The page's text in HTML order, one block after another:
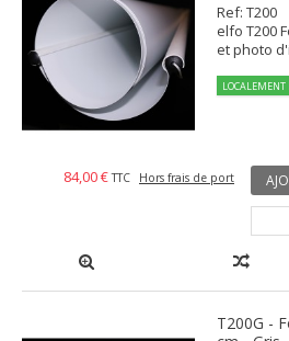
Ref: T200
elfo T200
et photo
LOCALEMENT
84,00 € TTC Hors frais de port
T200G -